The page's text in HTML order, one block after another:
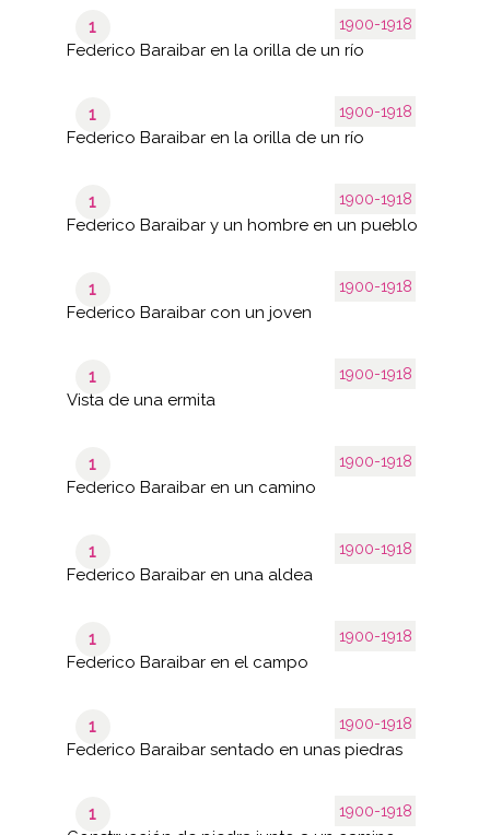
1900-1918
1
Federico Baraibar en la orilla de un río
1900-1918
1
Federico Baraibar en la orilla de un río
1900-1918
1
Federico Baraibar y un hombre en un pueblo
1900-1918
1
Federico Baraibar con un joven
1900-1918
1
Vista de una ermita
1900-1918
1
Federico Baraibar en un camino
1900-1918
1
Federico Baraibar en una aldea
1900-1918
1
Federico Baraibar en el campo
1900-1918
1
Federico Baraibar sentado en unas piedras
1900-1918
1